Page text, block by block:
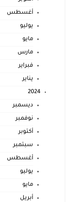
أغسطس
يوليو
مايو
مارس
فبراير
يناير
2024
ديسمبر
نوفمبر
أكتوبر
سبتمبر
أغسطس
يوليو
مايو
أبريل